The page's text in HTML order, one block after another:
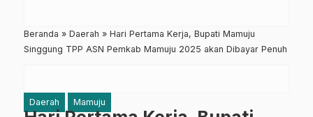
Beranda » Daerah » Hari Pertama Kerja, Bupati Mamuju
Singgung TPP ASN Pemkab Mamuju 2025 akan Dibayar Penuh
Daerah Mamuju